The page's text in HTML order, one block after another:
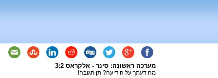
מערכה ראשונה: סינר - אלקראס 3:2
מה דעתך על הידיעה? תן תגובה!